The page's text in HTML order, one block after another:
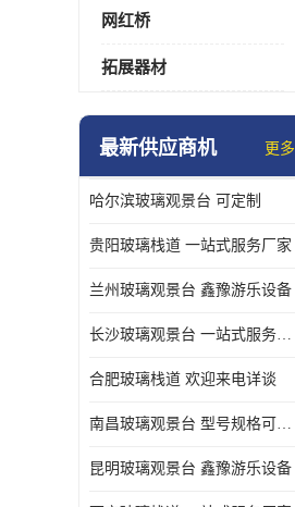
网红桥
拓展器材
最新供应商机 更多
哈尔滨玻璃观景台 可定制
贵阳玻璃栈道 一站式服务厂家
兰州玻璃观景台 鑫豫游乐设备
长沙玻璃观景台 一站式服务厂家
合肥玻璃栈道 欢迎来电详谈
南昌玻璃观景台 型号规格可定制
昆明玻璃观景台 鑫豫游乐设备